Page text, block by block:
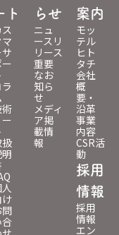
ト
術
ー
け
問
合
らせ
ニュ
ースリ
リース
重要
なお
知ら
せ
メディ
ア掲
載情
報
案内
モッ
テル
ヒト
タチ
会社
概
要・
沿革
事業
内容
CSR活
動
採用
情報
採用
情報
エン